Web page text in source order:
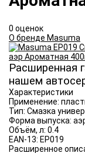
0 оценок
О бренде Masuma
Расширенная
нашем
Характеристики
Применение:
Тип: Смазка
Форма выпуска:
Объём, л: 0.4
EAN-13: EP019
Расширенное